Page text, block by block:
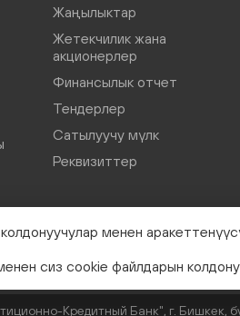
менен
сиз cookie файлдарын
Жаңылыктар
Жетекчилик жана
акционерлер
Финансылык отчет
Тендерлер
Сатылуучу мүлк
Реквизиттер
Кредитный Банк", г. Бишкек,